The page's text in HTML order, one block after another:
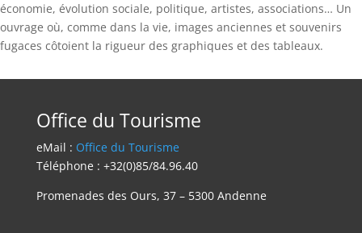
économie, évolution sociale, politique, artistes, associations… Un
ouvrage où, comme dans la vie, images anciennes et souvenirs
fugaces côtoient la rigueur des graphiques et des tableaux.
Office du Tourisme
eMail : Office du Tourisme
Téléphone : +32(0)85/84.96.40
Promenades des Ours, 37 – 5300 Andenne